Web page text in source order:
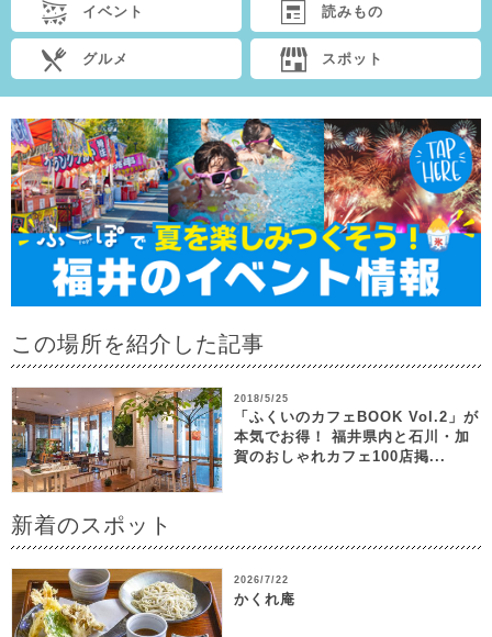
イベント 読みもの
グルメ スポット
この場所を紹介した記事
2018/5/25
「ふくいのカフェBOOK Vol.2」が
本気でお得！ 福井県内と石川・加
賀のおしゃれカフェ100店掲...
新着のスポット
2026/7/22
かくれ庵